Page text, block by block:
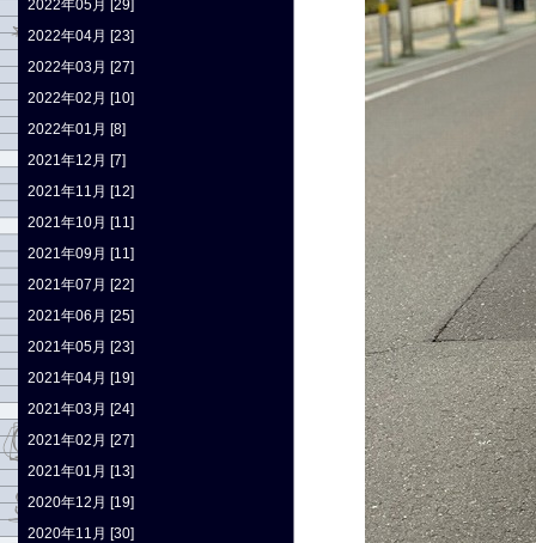
2022年05月 [29]
2022年04月 [23]
2022年03月 [27]
2022年02月 [10]
2022年01月 [8]
2021年12月 [7]
2021年11月 [12]
2021年10月 [11]
2021年09月 [11]
2021年07月 [22]
2021年06月 [25]
2021年05月 [23]
2021年04月 [19]
2021年03月 [24]
2021年02月 [27]
2021年01月 [13]
2020年12月 [19]
2020年11月 [30]